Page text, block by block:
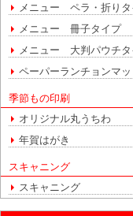
メニュー ペラ・折りタ
メニュー 冊子タイプ
メニュー 大判パウチタ
ペーパーランチョンマッ
季節もの印刷
オリジナル丸うちわ
年賀はがき
スキャニング
スキャニング